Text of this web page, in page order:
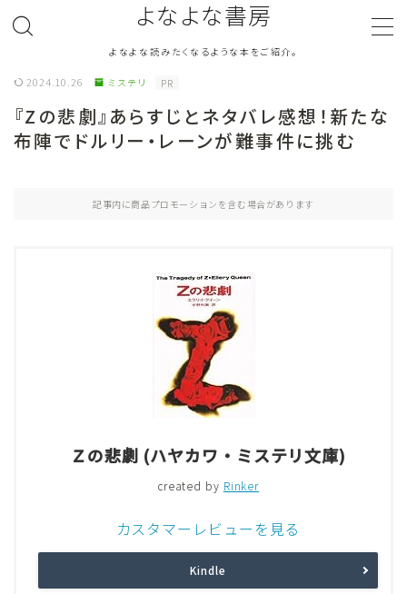
よなよな書房
よなよな読みたくなるような本をご紹介。
ジャンル Genre
Evaluation
読書をより楽しむ Good Reading
2024.10.26 ミステリ PR
『Zの悲劇』あらすじとネタバレ感想！新たな
布陣でドルリー・レーンが難事件に挑む
記事内に商品プロモーションを含む場合があります
Ｚの悲劇 (ハヤカワ・ミステリ文庫)
created by Rinker
カスタマーレビューを見る
Kindle